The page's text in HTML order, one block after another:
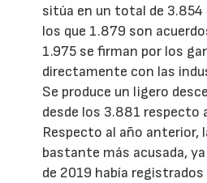
sitúa en un total de 3.854
los que 1.879 son
1.975 se firman por los
directamente con las
Se produce un ligero
desde los 3.881 respecto
Respecto al año anterior,
bastante más acusada,
de 2019 había